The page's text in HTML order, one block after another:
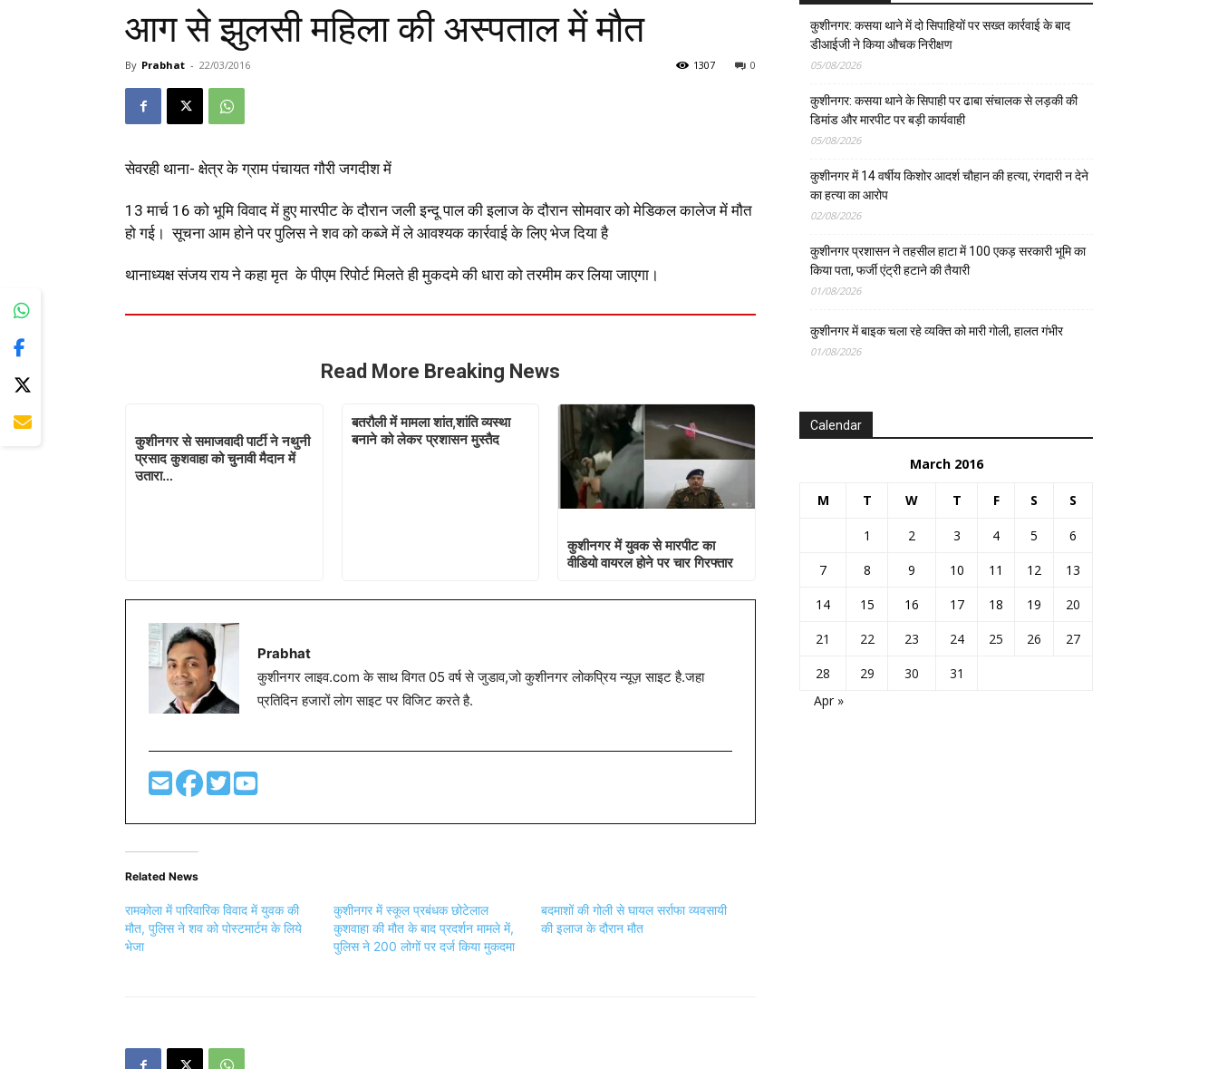
आग से झुलसी महिला की अस्पताल में मौत
By Prabhat - 22/03/2016 0
1307
सेवरही थाना- क्षेत्र के ग्राम पंचायत गौरी जगदीश में
13 मार्च 16 को भूमि विवाद में हुए मारपीट के दौरान जली इन्दू पाल की इलाज के दौरान सोमवार को मेडिकल कालेज में मौत
हो गई। सूचना आम होने पर पुलिस ने शव को कब्जे में ले आवश्यक कार्रवाई के लिए भेज दिया है
थानाध्यक्ष संजय राय ने कहा मृत के पीएम रिपोर्ट मिलते ही मुकदमे की धारा को तरमीम कर लिया जाएगा।
Read More Breaking News
कुशीनगर से समाजवादी पार्टी ने नथुनी
प्रसाद कुशवाहा को चुनावी मैदान में
उतारा…
बतरौली में मामला शांत,शांति व्यस्था
बनाने को लेकर प्रशासन मुस्तैद
कुशीनगर में युवक से मारपीट का
वीडियो वायरल होने पर चार गिरफ्तार
Prabhat
कुशीनगर लाइव.com के साथ विगत 05 वर्ष से जुडाव,जो कुशीनगर लोकप्रिय न्यूज़ साइट है.जहा
प्रतिदिन हजारों लोग साइट पर विजिट करते है.
Related News
रामकोला में पारिवारिक विवाद में युवक की
मौत, पुलिस ने शव को पोस्टमार्टम के लिये
भेजा
कुशीनगर में स्कूल प्रबंधक छोटेलाल
कुशवाहा की मौत के बाद प्रदर्शन मामले में,
पुलिस ने 200 लोगों पर दर्ज किया मुकदमा
बदमाशों की गोली से घायल सर्राफा व्यवसायी
की इलाज के दौरान मौत
कुशीनगर: कसया थाने में दो सिपाहियों पर सख्त कार्रवाई के बाद
डीआईजी ने किया औचक निरीक्षण
05/08/2026
कुशीनगर: कसया थाने के सिपाही पर ढाबा संचालक से लड़की की
डिमांड और मारपीट पर बड़ी कार्यवाही
05/08/2026
कुशीनगर में 14 वर्षीय किशोर आदर्श चौहान की हत्या, रंगदारी न देने
का हत्या का आरोप
02/08/2026
कुशीनगर प्रशासन ने तहसील हाटा में 100 एकड़ सरकारी भूमि का
किया पता, फर्जी एंट्री हटाने की तैयारी
01/08/2026
कुशीनगर में बाइक चला रहे व्यक्ति को मारी गोली, हालत गंभीर
01/08/2026
Calendar
March 2016
M T W T F S S
1 2 3 4 5
6
7
8 9 10 11 12
13
14
15 16 17 18 19
20
21
22 23 24 25 26
27
28
29 30
31
Apr »